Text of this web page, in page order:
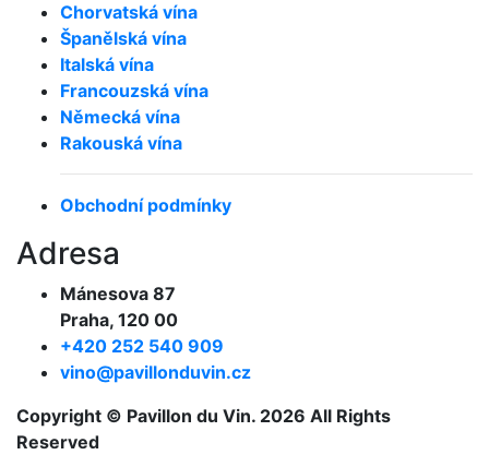
Chorvatská vína
Španělská vína
Italská vína
Francouzská vína
Německá vína
Rakouská vína
Obchodní podmínky
Adresa
Mánesova 87
Praha, 120 00
+420 252 540 909
vino@pavillonduvin.cz
Copyright © Pavillon du Vin. 2026 All Rights
Reserved